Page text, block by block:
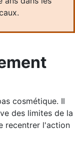
cosmétique. Il
des limites de la
recentrer l'action